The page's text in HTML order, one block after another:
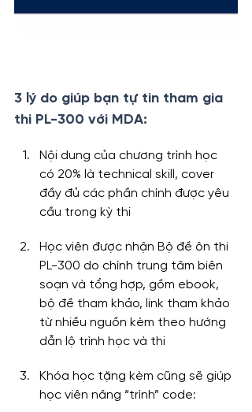
3 lý do giúp bạn tự tin tham gia
thi PL-300 với MDA:
Nội dung của chương trình học
có 20% là technical skill, cover
đầy đủ các phần chính được yêu
cầu trong kỳ thi
Học viên được nhận Bộ đề ôn thi
PL-300 do chính trung tâm biên
soạn và tổng hợp, gồm ebook,
bộ đề tham khảo, link tham khảo
từ nhiều nguồn kèm theo hướng
dẫn lộ trình học và thi
Khóa học tặng kèm cũng sẽ giúp
học viên nâng “trình” code: